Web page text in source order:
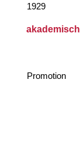
1929
Promotion